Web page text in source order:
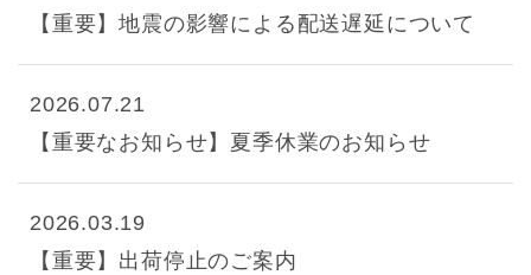
【重要】地震の影響による配送遅延について
2026.07.21
【重要なお知らせ】夏季休業のお知らせ
2026.03.19
【重要】出荷停止のご案内